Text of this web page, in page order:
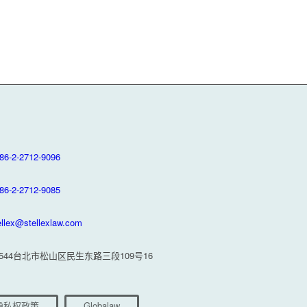
2-2712-9096
2-2712-9085
台北市松山区民生东路三段109号16